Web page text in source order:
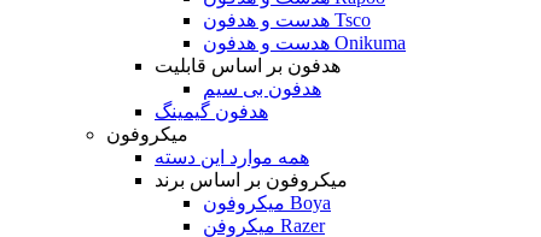
هدست و هدفون Tsco
هدست و هدفون Onikuma
هدفون بر اساس قابلیت
هدفون بی سیم
هدفون گیمینگ
میکروفون
همه موارد این دسته
میکروفون بر اساس برند
میکروفون Boya
میکروفن Razer